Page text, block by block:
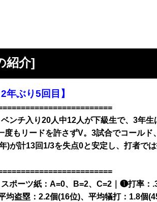
紹介]
年ぶり5回目】
ンチ入り20人中12人が下級生で、3年
度もリードを許さずV。3試合でコール
)が計13回1/3を失点0と安定し、打者で
ポーツ紙：A=0、B=2、C=2｜❶打率：
均盗塁：2.2個(16位)、平均犠打：1.8個